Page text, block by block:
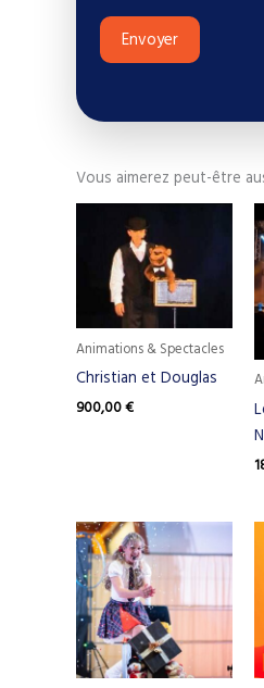
Envoyer
Vous aimerez peut-être
Animations & Spectacles
Christian et Douglas
900,00€